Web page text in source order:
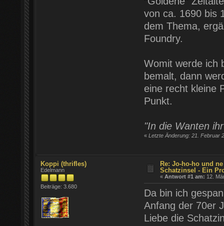
von ca. 1690 bis
dem Thema,
Foundry.
Womit werde ich
bemalt, dann
eine recht kleine
Punkt.
"In die Wanten
« Letzte Änderung: 21. Februar
Koppi (thrifles)
Edelmann
Beiträge: 3.680
Re: Jo-ho-ho und
Schatzinsel - Ein
«Antwort #1 am: 12.
Da bin ich
Anfang der 70er
Liebe die